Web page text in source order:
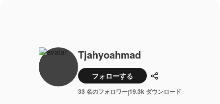
Tjahyoahmad
フォローする 共有
33 名のフォロワー|19.3k ダウンロード